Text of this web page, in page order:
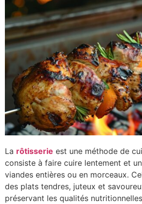
La rôtisserie est une méthode de
consiste à faire cuire lentement et
viandes entières ou en morceaux.
des plats tendres, juteux et
préservant les qualités